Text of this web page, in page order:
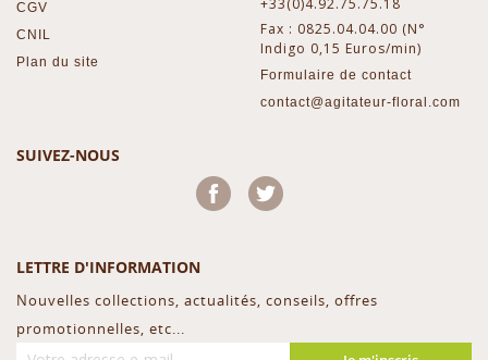
CGV
CNIL
Plan du site
Fax : 0825.04.04.00 (N°
Indigo 0,15 Euros/min)
Formulaire de contact
contact@agitateur-floral.com
SUIVEZ-NOUS
Facebook
LETTRE D'INFORMATION
Nouvelles collections, actualités, conseils, offres
promotionnelles, etc...